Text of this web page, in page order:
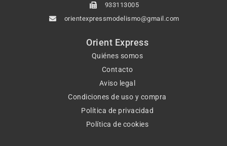
933113005
orientexpressmodelismo@gmail.com
Orient Express
Quiénes somos
Contacto
Aviso legal
Condiciones de uso y compra
Política de privacidad
Política de cookies